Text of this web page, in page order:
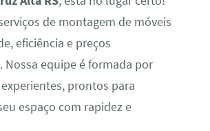
de montagem de móveis
eficiência e preços
Nossa equipe é formada por
prontos para
espaço com rapidez e